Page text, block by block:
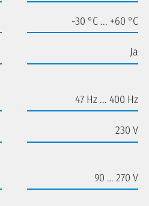
-30 °C ... +60 °C
Ja
47 Hz ... 400 Hz
230 V
90 … 270 V